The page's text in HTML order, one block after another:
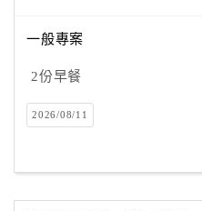
員
戶
客
服
一般專案
2份早餐
2026/08/11